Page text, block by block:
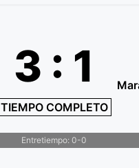
3 : 1
TIEMPO COMPLETO
Entretiempo: 0-0